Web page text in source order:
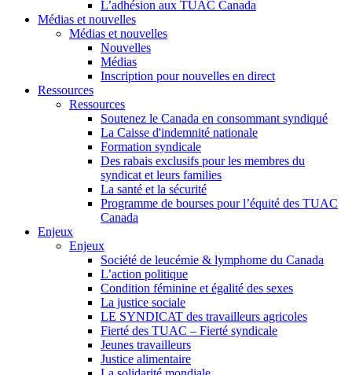
L’adhésion aux TUAC Canada
Médias et nouvelles
Médias et nouvelles
Nouvelles
Médias
Inscription pour nouvelles en direct
Ressources
Ressources
Soutenez le Canada en consommant syndiqué
La Caisse d'indemnité nationale
Formation syndicale
Des rabais exclusifs pour les membres du
syndicat et leurs families
La santé et la sécurité
Programme de bourses pour l’équité des TUAC
Canada
Enjeux
Enjeux
Société de leucémie & lymphome du Canada
L’action politique
Condition féminine et égalité des sexes
La justice sociale
LE SYNDICAT des travailleurs agricoles
Fierté des TUAC – Fierté syndicale
Jeunes travailleurs
Justice alimentaire